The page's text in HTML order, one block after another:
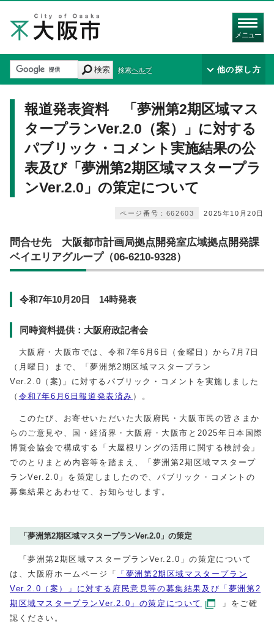
メニュー
検索 検索ヘルプ 他の探し方
報道発表資料 「夢洲第2期区域マス
タープランVer.2.0（案）」に対する
パブリック・コメント実施結果の公
表及び「夢洲第2期区域マスタープラ
ンVer.2.0」の策定について
2025年10月20日
ページ番号：662603
問合せ先 大阪都市計画局拠点開発室広域拠点開発課
ベイエリアグループ（06‐6210‐9328）
令和7年10月20日 14時発表
同時資料提供：大阪府政記者会
大阪府・大阪市では、令和7年6月6日（金曜日）から7月7日
（月曜日）まで、「夢洲第2期区域マスタープラン
Ver.2.0（案) 」に対するパブリック・コメントを実施しました
（ 令和7年6月6日報道発表済み ）。
このたび、お寄せいただいた大阪府民・大阪市民の皆さまか
らのご意見や、国・経済界・大阪府・大阪市と 2025年日本国際
博覧会協会で構成する「大屋根リングの活用に関する検討会」
でのとりまとめ内容等を踏まえ、「夢洲第2期区域マスタープ
ランVer.2.0 」を策定しましたので、パブリック・コメントの
募集結果とあわせて、お知らせします。
「夢洲第2期区域マスタープランVer.2.0」の策定
「夢洲第2期区域マスタープランVer.2.0」の策定について
は、大阪府ホームページ「
「夢洲第2期区域マスタープラン
Ver.2.0（案）」に対する府民意見等の募集結果及び「夢洲第2
期区域マスタープランVer.2.0」の策定について
」をご確
認ください。